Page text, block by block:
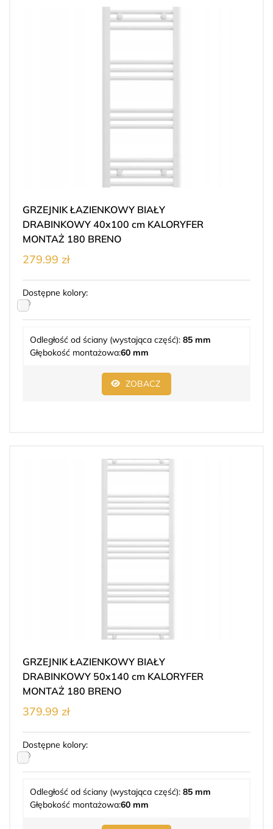
GRZEJNIK ŁAZIENKOWY BIAŁY
DRABINKOWY 40x100 cm KALORYFER
MONTAŻ 180 BRENO
279.99 zł
Dostępne kolory:
Odległość od ściany (wystająca część): 85 mm
Głębokość montażowa:60 mm
ZOBACZ
GRZEJNIK ŁAZIENKOWY BIAŁY
DRABINKOWY 50x140 cm KALORYFER
MONTAŻ 180 BRENO
379.99 zł
Dostępne kolory:
Odległość od ściany (wystająca część): 85 mm
Głębokość montażowa:60 mm